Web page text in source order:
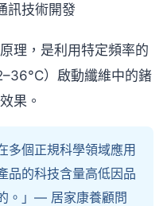
訊技術開發
理，是利用特定頻率的
）啟動纖維中的鍺
果。
多個正規科學領域應用
品的科技含量高低因品
。」— 居家康養顧問